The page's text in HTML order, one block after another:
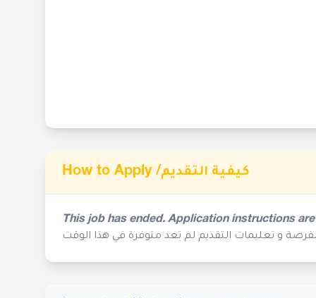
How to Apply /كيفية التقديم
This job has ended. Application instructions
و تعليمات التقديم لم تعد متوفرة في هذا الوقت